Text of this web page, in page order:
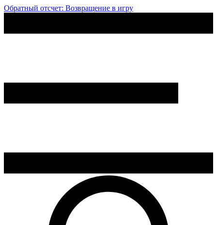
Обратный отсчет: Возвращение в игру